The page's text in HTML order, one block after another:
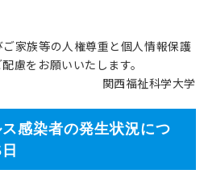
家族等の人権尊重と個人情報保護
慮をお願いいたします。
関西福祉科学大学
感染者の発生状況につ